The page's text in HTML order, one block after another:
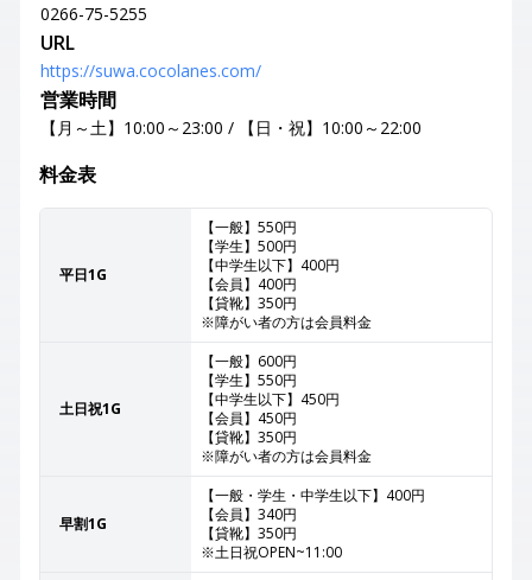
0266-75-5255
URL
https://suwa.cocolanes.com/
営業時間
【月～土】10:00～23:00 / 【日・祝】10:00～22:00
料金表
平日1G
【一般】550円
【学生】500円
【中学生以下】400円
【会員】400円
【貸靴】350円
※障がい者の方は会員料金
土日祝1G
【一般】600円
【学生】550円
【中学生以下】450円
【会員】450円
【貸靴】350円
※障がい者の方は会員料金
早割1G
【一般・学生・中学生以下】400円
【会員】340円
【貸靴】350円
※土日祝OPEN~11:00